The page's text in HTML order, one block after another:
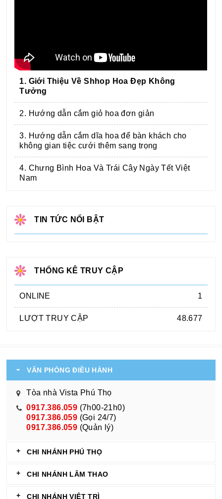
1. Giới Thiệu Về Shhop Hoa Đẹp Không
Tưởng
2. Hướng dẫn cắm giỏ hoa đơn giản
3. Hướng dẫn cắm dĩa hoa để bàn khách cho
không gian tiệc cưới thêm sang trọng
4. Chưng Bình Hoa Và Trái Cây Ngày Tết Việt
Nam
TIN TỨC NỔI BẬT
THỐNG KÊ TRUY CẬP
ONLINE 1
LƯỢT TRUY CẬP 48.677
VĂN PHÒNG ĐIỀU HÀNH
Tòa nhà Vista Phú Thọ
0917.386.059 (7h00-21h0)
0917.386.059 (Gọi 24/7)
0917.386.059 (Quản lý)
CHI NHÁNH PHÚ THỌ
CHI NHÁNH LÂM THAO
CHI NHÁNH VIỆT TRÌ